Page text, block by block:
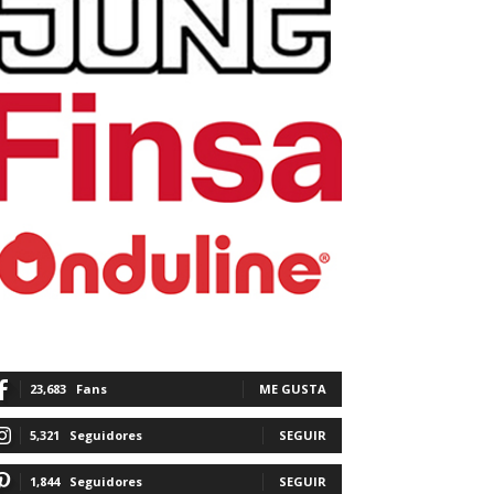
23,683 Fans ME GUSTA
5,321 Seguidores SEGUIR
1,844 Seguidores SEGUIR